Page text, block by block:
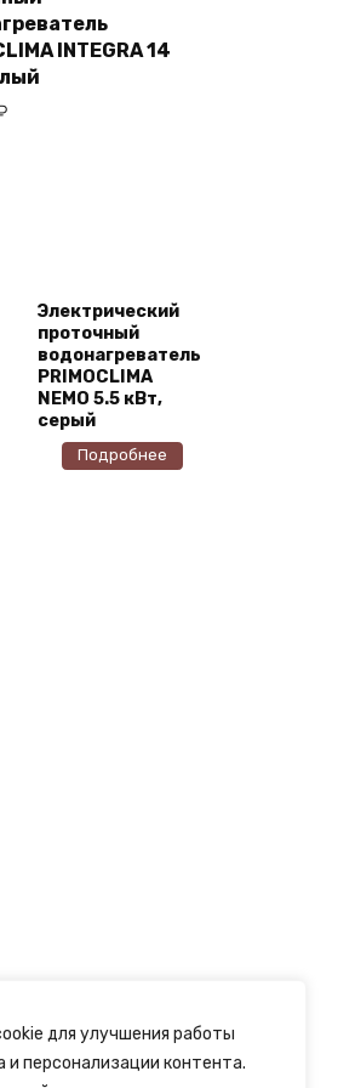
для улучшения работы
и персонализации контента.
В корзину
INTEGRA 14
Электрический
проточный
водонагреватель
PRIMOCLIMA
NEMO 5.5 кВт,
серый
Подробнее